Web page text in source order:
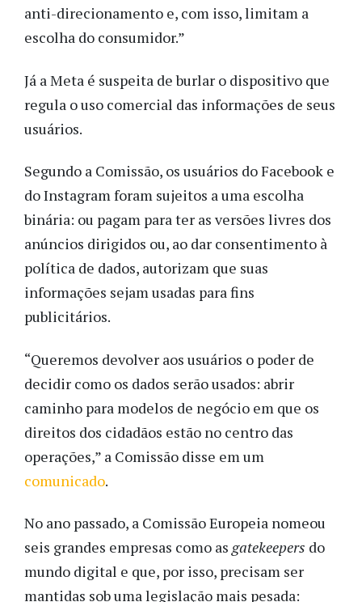
anti-direcionamento e, com isso, limitam a
escolha do consumidor.”
Já a Meta é suspeita de burlar o dispositivo que
regula o uso comercial das informações de seus
usuários.
Segundo a Comissão, os usuários do Facebook e
do Instagram foram sujeitos a uma escolha
binária: ou pagam para ter as versões livres dos
anúncios dirigidos ou, ao dar consentimento à
política de dados, autorizam que suas
informações sejam usadas para fins
publicitários.
“Queremos devolver aos usuários o poder de
decidir como os dados serão usados: abrir
caminho para modelos de negócio em que os
direitos dos cidadãos estão no centro das
operações,” a Comissão disse em um
comunicado.
No ano passado, a Comissão Europeia nomeou
seis grandes empresas como as gatekeepers do
mundo digital e que, por isso, precisam ser
mantidas sob uma legislação mais pesada: